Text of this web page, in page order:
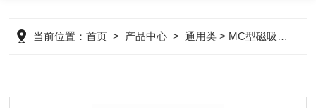
当前位置：首页 > 产品中心 >通用类 > MC型磁吸式磨刀机